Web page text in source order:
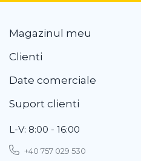
Magazinul meu
Clienti
Date comerciale
Suport clienti
L-V: 8:00 - 16:00
+40 757 029 530